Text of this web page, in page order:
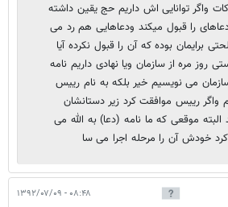
واگر توانایی اش داریم حج یقین داشته
را قبول میکند ودعاهایی هم رد می
برایمان بوده که آن را قبول نکرده آیا
روز مره از سازمان ویا نهادی داریم نامه
می نویسیم خیر بلکه به نام رییس
واگر رییس موافقت کرد زیر دستانشان
البته موقعی که ما نامه (دعا) به الله می
خودش آن را مرحله اجرا می سا
۰۸:۴۸ - ۱۳۹۲/۰۷/۰۹